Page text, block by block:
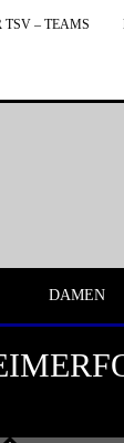
TSV – TEAMS
DAMEN